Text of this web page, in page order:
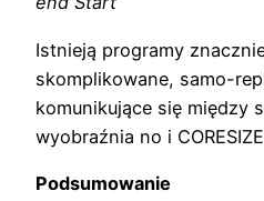
Istnieją programy
skomplikowane, samo-
komunikujące się między
wyobraźnia no i
Podsumowanie